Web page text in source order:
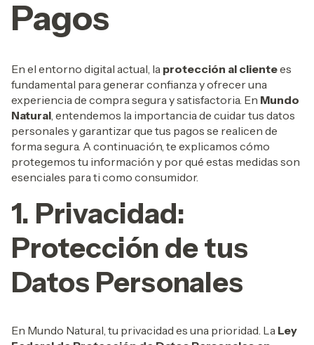
Pagos
En el entorno digital actual, la protección al clientees
fundamental para generar confianza y ofrecer una
experiencia de compra segura y satisfactoria. En Mundo
Natural, entendemos la importancia de cuidar tus datos
personales y garantizar que tus pagos se realicen de
forma segura. A continuación, te explicamos cómo
protegemos tu información y por qué estas medidas son
esenciales para ti como consumidor.
1. Privacidad:
Protección de tus
Datos Personales
En Mundo Natural, tu privacidad es una prioridad. La Ley